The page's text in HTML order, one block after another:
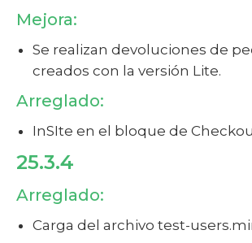
Mejora:
Se realizan devoluciones de
creados con la versión Lite.
Arreglado:
InSIte en el bloque de
25.3.4
Arreglado:
Carga del archivo test-